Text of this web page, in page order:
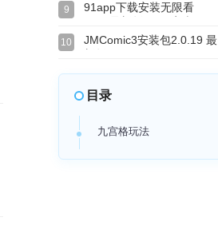
9
91app下载安装无限看
10
JMComic3安装包2.0.19 最
目录
九宫格玩法